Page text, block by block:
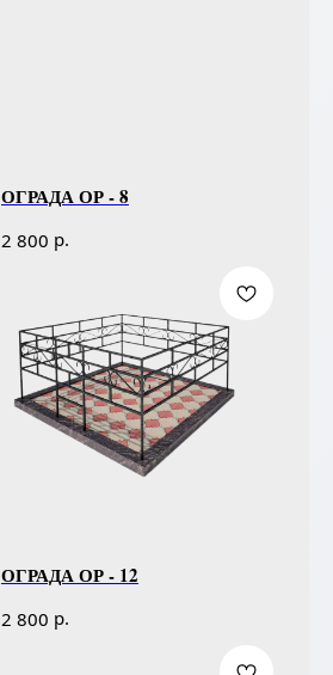
ОГРАДА ОР - 8
2 800 р.
ОГРАДА ОР - 12
2 800 р.